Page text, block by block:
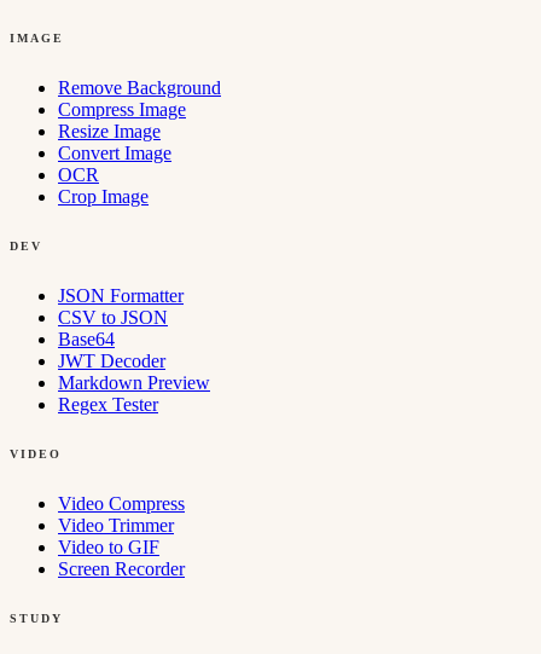
IMAGE
Remove Background
Compress Image
Resize Image
Convert Image
OCR
Crop Image
DEV
JSON Formatter
CSV to JSON
Base64
JWT Decoder
Markdown Preview
Regex Tester
VIDEO
Video Compress
Video Trimmer
Video to GIF
Screen Recorder
STUDY